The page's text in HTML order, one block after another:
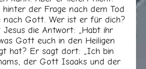
der Frage nach dem Tod
nach Gott. Wer ist er für dich?
die Antwort: „Habt ihr
Gott euch in den Heiligen
hat? Er sagt dort: „Ich bin
der Gott Isaaks und der